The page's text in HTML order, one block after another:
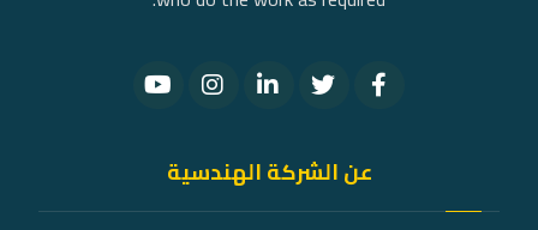
عن الشركة الهندسية